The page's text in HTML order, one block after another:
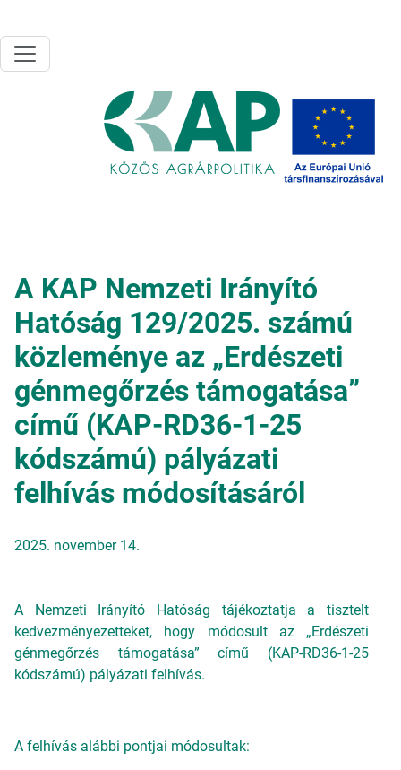
A KAP Nemzeti Irányító
Hatóság 129/2025. számú
közleménye az „Erdészeti
génmegőrzés támogatása”
című (KAP-RD36-1-25
kódszámú) pályázati
felhívás módosításáról
2025. november 14.
A Nemzeti Irányító Hatóság tájékoztatja a tisztelt
kedvezményezetteket, hogy módosult az „Erdészeti
génmegőrzés támogatása” című (KAP-RD36-1-25
kódszámú) pályázati felhívás.
A felhívás alábbi pontjai módosultak: